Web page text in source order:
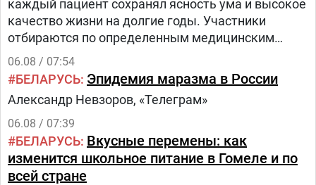
каждый пациент сохранял ясность ума и высокое
качество жизни на долгие годы. Участники
отбираются по определенным медицинским
критериям из числа прикрепленного к
поликлинике населения.Путь в проекте состоит
из трех этапов:1.
06.08 / 07:54
БЕЛАРУСЬ Эпидемия маразма в России
Александр Невзоров, «Телеграм»
06.08 / 07:39
БЕЛАРУСЬ Вкусные перемены: как
изменится школьное питание в Гомеле и по
всей стране